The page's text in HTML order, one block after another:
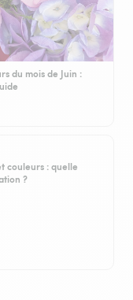
du mois de Juin :
couleurs : quelle
?